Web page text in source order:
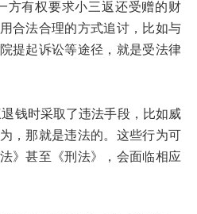
有权要求小三返还受赠的财
合法合理的方式追讨，比如与
提起诉讼等途径，就是受法律
时采取了违法手段，比如威
，那就是违法的。这些行为可
》甚至《刑法》，会面临相应